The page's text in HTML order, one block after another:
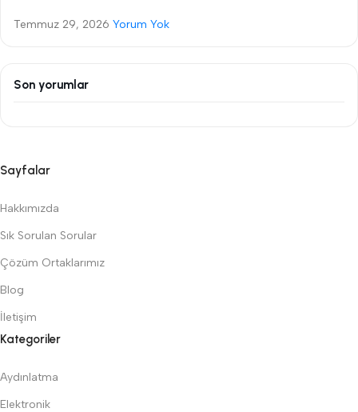
Temmuz 29, 2026 Yorum Yok
Son yorumlar
Sayfalar
Hakkımızda
Sık Sorulan Sorular
Çözüm Ortaklarımız
Blog
İletişim
Kategoriler
Aydınlatma
Elektronik